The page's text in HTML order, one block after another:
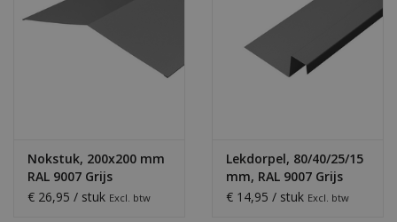
Nokstuk, 200x200 mm
RAL 9007 Grijs
Aluminium
€ 26,95 / stuk Excl. btw
Lekdorpel, 80/40/25/15
mm, RAL 9007 Grijs
Aluminium
€ 14,95 / stuk Excl. btw